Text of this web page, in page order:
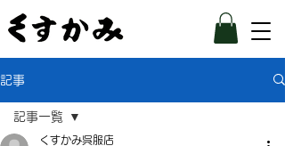
記事
記事一覧
くすかみ呉服店